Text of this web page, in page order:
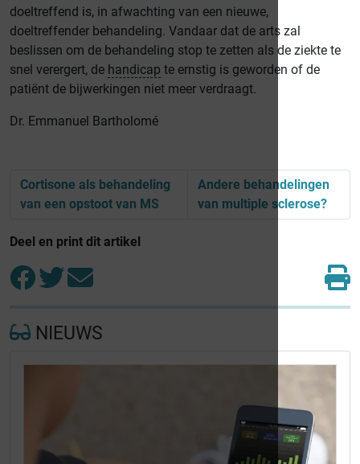
doeltreffend is, in afwachting van een nieuwe,
doeltreffender behandeling. Vandaar dat de arts zal
beslissen om de behandeling stop te zetten als de ziekte te
snel verergert, de handicap te ernstig is geworden of de
patiënt de bijwerkingen niet meer verdraagt.
Dr. Emmanuel Bartholomé
Cortisone als behandeling
van een opstoot van MS
Andere behandelingen
van multiple sclerose?
Deel en print dit artikel
NIEUWS